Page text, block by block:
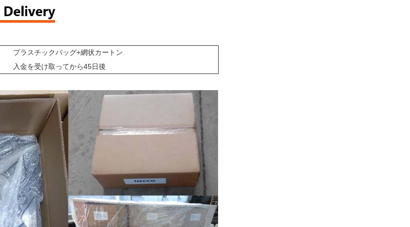
プラスチックバッグ+網状カートン
入金を受け取ってから45日後